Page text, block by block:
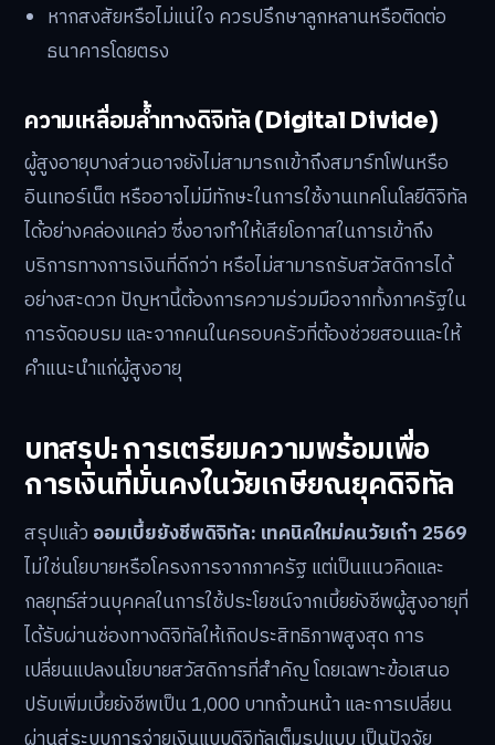
หากสงสัยหรือไม่แน่ใจ ควรปรึกษาลูกหลานหรือติดต่อ
ธนาคารโดยตรง
ความเหลื่อมล้ำทางดิจิทัล (Digital Divide)
ผู้สูงอายุบางส่วนอาจยังไม่สามารถเข้าถึงสมาร์ทโฟนหรือ
อินเทอร์เน็ต หรืออาจไม่มีทักษะในการใช้งานเทคโนโลยีดิจิทัล
ได้อย่างคล่องแคล่ว ซึ่งอาจทำให้เสียโอกาสในการเข้าถึง
บริการทางการเงินที่ดีกว่า หรือไม่สามารถรับสวัสดิการได้
อย่างสะดวก ปัญหานี้ต้องการความร่วมมือจากทั้งภาครัฐใน
การจัดอบรม และจากคนในครอบครัวที่ต้องช่วยสอนและให้
คำแนะนำแก่ผู้สูงอายุ
บทสรุป: การเตรียมความพร้อมเพื่อ
การเงินที่มั่นคงในวัยเกษียณยุคดิจิทัล
สรุปแล้ว ออมเบี้ยยังชีพดิจิทัล: เทคนิคใหม่คนวัยเก๋า 2569
ไม่ใช่นโยบายหรือโครงการจากภาครัฐ แต่เป็นแนวคิดและ
กลยุทธ์ส่วนบุคคลในการใช้ประโยชน์จากเบี้ยยังชีพผู้สูงอายุที่
ได้รับผ่านช่องทางดิจิทัลให้เกิดประสิทธิภาพสูงสุด การ
เปลี่ยนแปลงนโยบายสวัสดิการที่สำคัญ โดยเฉพาะข้อเสนอ
ปรับเพิ่มเบี้ยยังชีพเป็น 1,000 บาทถ้วนหน้า และการเปลี่ยน